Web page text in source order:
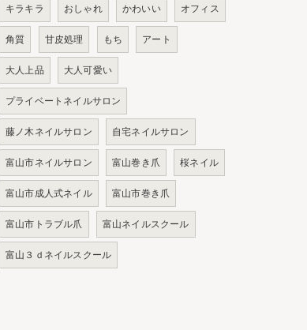
キラキラ おしゃれ かわいい オフィス
角質 甘皮処理 もち アート
大人上品 大人可愛い
プライベートネイルサロン
藤ノ木ネイルサロン 自宅ネイルサロン
富山市ネイルサロン 富山巻き爪 桜ネイル
富山市成人式ネイル 富山市巻き爪
富山市トラブル爪 富山ネイルスクール
富山３ｄネイルスクール